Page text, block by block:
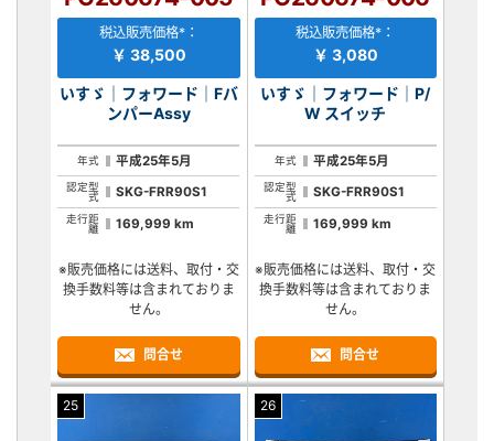
税込販売価格*：
￥ 38,500
いすゞ｜フォワード｜Fバ
ンパーAssy
年式 平成25年5月
認定型
式
SKG-FRR90S1
走行距
離
169,999 km
※販売価格には送料、取付・交
換手数料等は含まれておりま
せん。
問合せ
税込販売価格*：
￥ 3,080
いすゞ｜フォワード｜P/
W スイッチ
年式 平成25年5月
認定型
式
SKG-FRR90S1
走行距
離
169,999 km
※販売価格には送料、取付・交
換手数料等は含まれておりま
せん。
問合せ
25 26